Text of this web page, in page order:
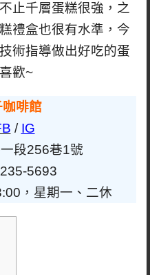
不止千層蛋糕很強，之
禮盒也很有水準，今
術指導做出好吃的蛋
歡~
啡館
/ IG
段256巷1號
5693
，星期一、二休